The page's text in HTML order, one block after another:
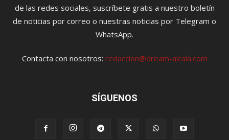
de las redes sociales, suscríbete gratis a nuestro boletín
de noticias por correo o nuestras noticias por Telegram o
WhatsApp.
Contacta con nosotros: redaccion@dream-alcala.com
SÍGUENOS